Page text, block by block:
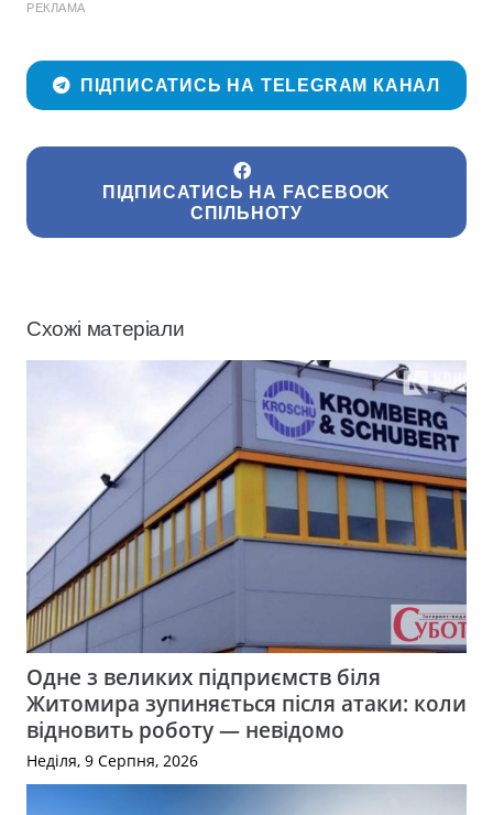
РЕКЛАМА
ПІДПИСАТИСЬ НА TELEGRAM КАНАЛ
ПІДПИСАТИСЬ НА FACEBOOK
СПІЛЬНОТУ
Схожі матеріали
Одне з великих підприємств біля
Житомира зупиняється після атаки: коли
відновить роботу — невідомо
Неділя, 9 Серпня, 2026